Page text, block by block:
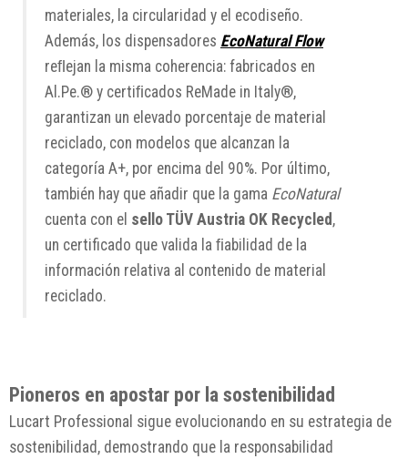
materiales, la circularidad y el ecodiseño.
Además, los dispensadores EcoNatural Flow
reﬂejan la misma coherencia: fabricados en
Al.Pe.® y certiﬁcados ReMade in Italy®,
garantizan un elevado porcentaje de material
reciclado, con modelos que alcanzan la
categoría A+, por encima del 90%. Por último,
también hay que añadir que la gama EcoNatural
cuenta con el sello TÜV Austria OK Recycled ,
un certificado que valida la ﬁabilidad de la
información relativa al contenido de material
reciclado.
Pioneros en apostar por la sostenibilidad
Lucart Professional sigue evolucionando en su estrategia de
sostenibilidad, demostrando que la responsabilidad